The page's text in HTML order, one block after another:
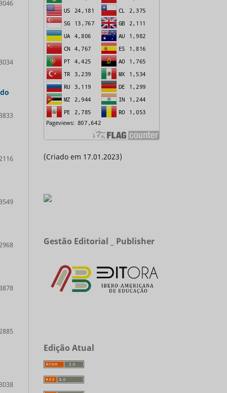
(Criado em 17.01.2023)
Gestão Editorial _ Publisher
Edição Atual